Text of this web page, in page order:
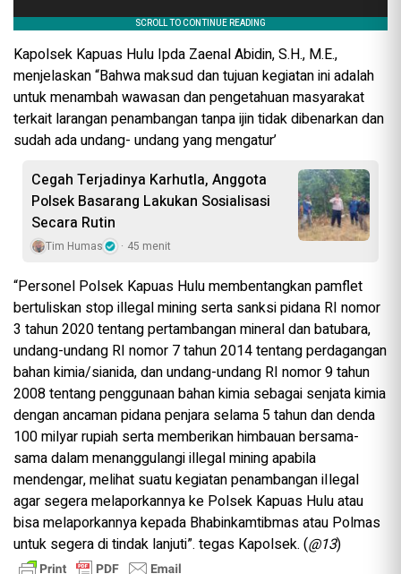
Kapolsek Kapuas Hulu Ipda Zaenal Abidin, S.H., M.E.,
menjelaskan “Bahwa maksud dan tujuan kegiatan ini adalah
untuk menambah wawasan dan pengetahuan masyarakat
terkait larangan penambangan tanpa ijin tidak dibenarkan dan
sudah ada undang- undang yang mengatur’
Cegah Terjadinya Karhutla, Anggota
Polsek Basarang Lakukan Sosialisasi
Secara Rutin
Tim Humas 45 menit
“Personel Polsek Kapuas Hulu membentangkan pamflet
bertuliskan stop illegal mining serta sanksi pidana RI nomor
3 tahun 2020 tentang pertambangan mineral dan batubara,
undang-undang RI nomor 7 tahun 2014 tentang perdagangan
bahan kimia/sianida, dan undang-undang RI nomor 9 tahun
2008 tentang penggunaan bahan kimia sebagai senjata kimia
dengan ancaman pidana penjara selama 5 tahun dan denda
100 milyar rupiah serta memberikan himbauan bersama-
sama dalam menanggulangi illegal mining apabila
mendengar, melihat suatu kegiatan penambangan iIlegal
agar segera melaporkannya ke Polsek Kapuas Hulu atau
bisa melaporkannya kepada Bhabinkamtibmas atau Polmas
untuk segera di tindak lanjuti”. tegas Kapolsek. (@13)